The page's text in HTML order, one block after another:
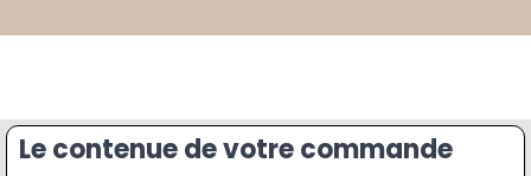
Le contenue de votre commande